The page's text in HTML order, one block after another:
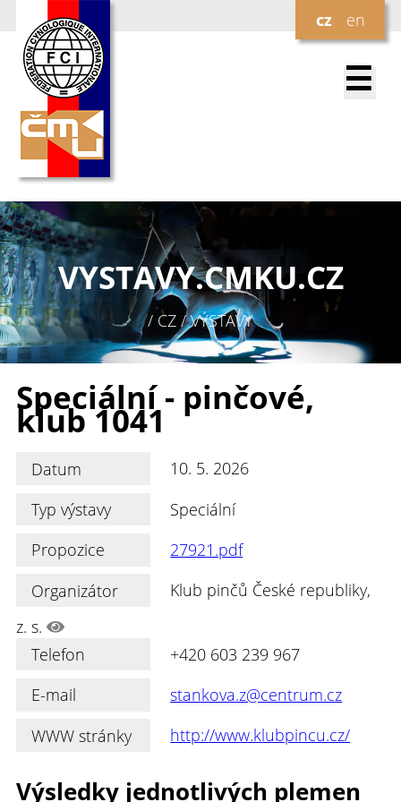
cz en
☰
VYSTAVY.CMKU.CZ
/ CZ / VÝSTAVY
Speciální - pinčové,
klub 1041
Datum
10. 5. 2026
Typ výstavy
Speciální
Propozice
27921.pdf
Organizátor
Klub pinčů České republiky,
z. s.
Telefon
+420 603 239 967
E-mail
stankova.z@centrum.cz
WWW stránky
http://www.klubpincu.cz/
Výsledky jednotlivých plemen